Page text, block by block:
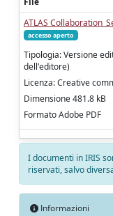
ATLAS
accesso aperto
Tipologia: Versione
dell'editore)
Licenza: Creative
Dimensione 481.8 kB
Formato Adobe PDF
I documenti in IRIS
riservati, salvo
Informazioni